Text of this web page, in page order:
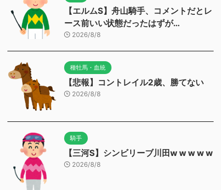
【エルムS】舟山騎手、コメントだとレ
ース前いい状態だったはずが…
2026/8/8
種牡馬・血統
【悲報】コントレイル2歳、勝てない
2026/8/8
騎手
【三河S】シンビリーブ川田w w w w w
2026/8/8